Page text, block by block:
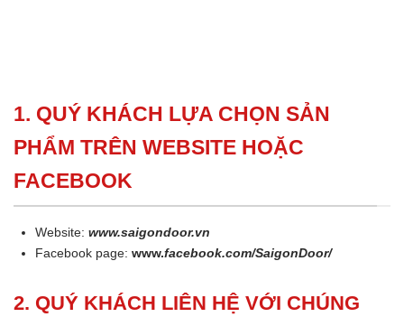
1. QUÝ KHÁCH LỰA CHỌN SẢN
PHẨM TRÊN WEBSITE HOẶC
FACEBOOK
Website:www.saigondoor.vn
Facebook page:www.facebook.com/SaigonDoor/
2. QUÝ KHÁCH LIÊN HỆ VỚI CHÚNG